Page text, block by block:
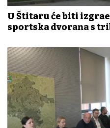
U Štitaru će biti
sportska dvorana s